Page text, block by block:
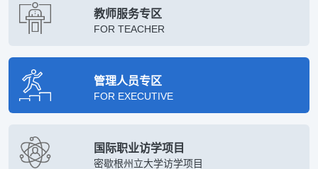
教师服务专区
FOR TEACHER
管理人员专区
FOR EXECUTIVE
国际职业访学项目
密歇根州立大学访学项目